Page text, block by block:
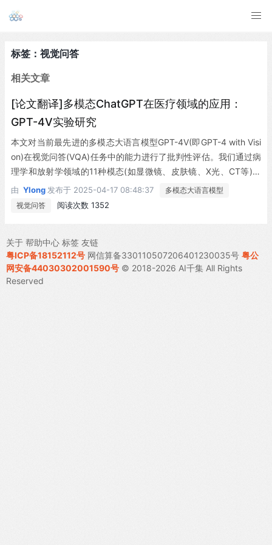
标签：视觉问答
相关文章
[论文翻译]多模态ChatGPT在医疗领域的应用：
GPT-4V实验研究
本文对当前最先进的多模态大语言模型GPT-4V(即GPT-4 with Visi
on)在视觉问答(VQA)任务中的能力进行了批判性评估。我们通过病
理学和放射学领域的11种模态(如显微镜、皮肤镜、X光、CT等)和
十五个关注对象(脑、肝、肺等)的数据集，全面测试了GPT-4V在图
像配对问题回答中的表现。我们的数据集涵盖了十六种不同类型的
T-4V在回答诊断性医学问题时存在可靠性不足和准确率欠佳的问
题，因此不建议将其应用于实际诊断场景。此外，我们总结了GPT-
4V在医学VQA中表现出的七个独特维度，揭示了其在这一复杂领域
由 Ylong 发布于 2025-04-17 08:48:37
多模态大语言模型
视觉问答
阅读次数 1352
关于 帮助中心 标签 友链
粤ICP备18152112号 网信算备330110507206401230035号 粤公
网安备44030302001590号 © 2018-2026 AI千集 All Rights
Reserved